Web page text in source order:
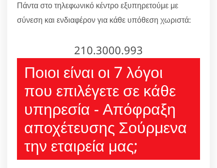
Πάντα στο τηλεφωνικό κέντρο εξυπηρετούμε με
σύνεση και ενδιαφέρον για κάθε υπόθεση χωριστά:
210.3000.993
Ποιοι είναι οι 7 λόγοι
που επιλέγετε σε κάθε
υπηρεσία - Απόφραξη
αποχέτευσης Σούρμενα
την εταιρεία μας;